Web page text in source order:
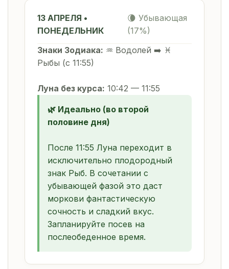
13 АПРЕЛЯ •
ПОНЕДЕЛЬНИК
🌘 Убывающая
(17%)
Знаки Зодиака: ♒ Водолей ➡️ ♓
Рыбы (с 11:55)
Луна без курса: 10:42 — 11:55
🌿 Идеально (во второй
половине дня)
После 11:55 Луна переходит в
исключительно плодородный
знак Рыб. В сочетании с
убывающей фазой это даст
моркови фантастическую
сочность и сладкий вкус.
Запланируйте посев на
послеобеденное время.